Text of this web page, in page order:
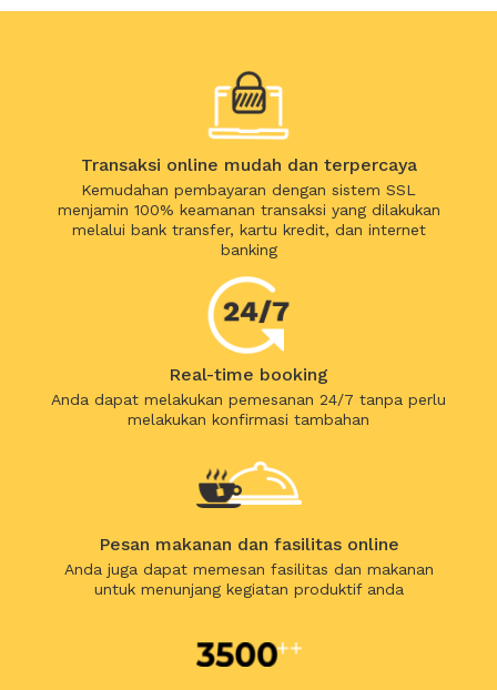
Transaksi online mudah dan terpercaya
Kemudahan pembayaran dengan sistem SSL
menjamin 100% keamanan transaksi yang dilakukan
melalui bank transfer, kartu kredit, dan internet
banking
Real-time booking
Anda dapat melakukan pemesanan 24/7 tanpa perlu
melakukan konfirmasi tambahan
Pesan makanan dan fasilitas online
Anda juga dapat memesan fasilitas dan makanan
untuk menunjang kegiatan produktif anda